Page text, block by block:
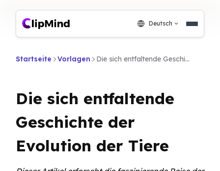
Deutsch
Startseite Vorlagen Die sich entfaltende Geschichte der Evolution der Tiere
Die sich entfaltende
Geschichte der
Evolution der Tiere